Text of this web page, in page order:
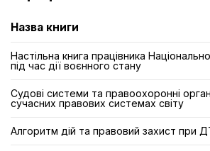
Назва книги
Настільна книга працівника
під час дії воєнного стану
Судові системи та правоохоронні
сучасних правових системах світу
Алгоритм дій та правовий захист при